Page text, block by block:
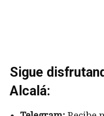
Sigue
Alcalá: